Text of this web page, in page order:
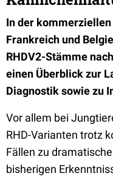
In der
Frankreich und
RHDV2-Stämme
einen Überblick zur
Diagnostik sowie zu
Vor allem bei
RHD-Varianten trotz
Fällen zu
bisherigen